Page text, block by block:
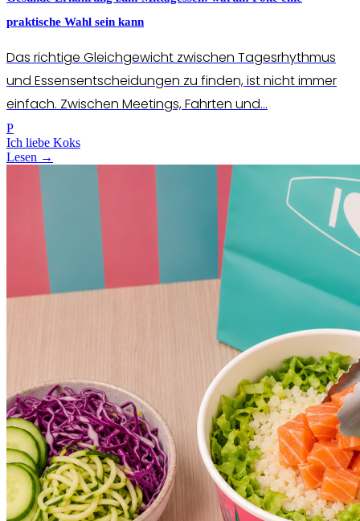
praktische Wahl sein kann
Das richtige Gleichgewicht zwischen Tagesrhythmus
und Essensentscheidungen zu finden, ist nicht immer
einfach. Zwischen Meetings, Fahrten und...
P
Ich liebe Koks
Lesen →